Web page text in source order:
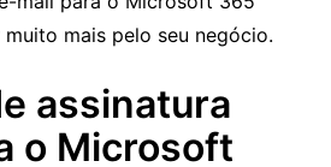
mais pelo seu negócio.
assinatura
o Microsoft